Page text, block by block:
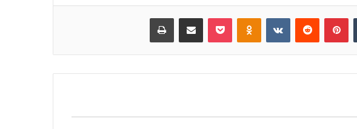
بينتيريست Odnoklassniki
بوكيت مشاركة عبر البريد طباعة